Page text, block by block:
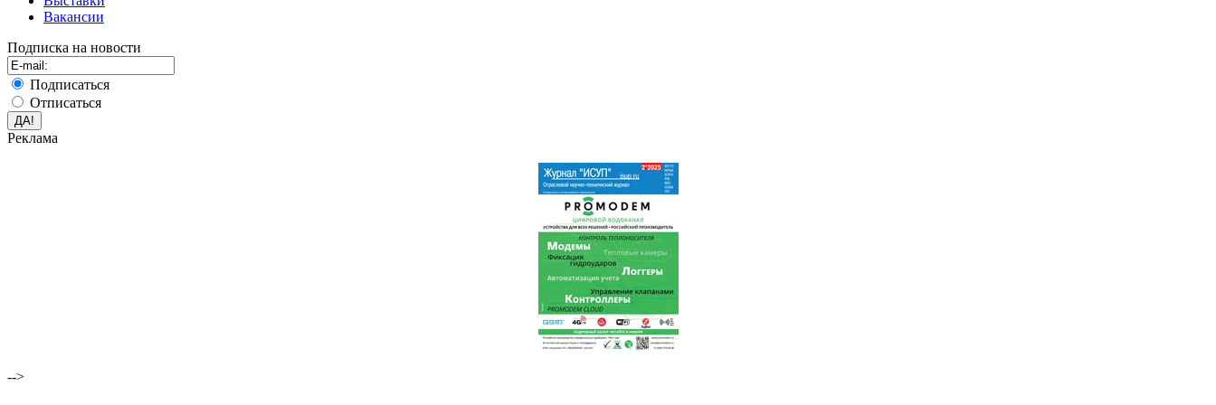
Вакансии
Подписка на новости
Подписаться
Отписаться
Реклама
-->